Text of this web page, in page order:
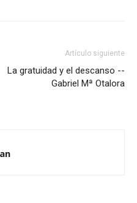
Artículo siguiente
La gratuidad y el descanso --
Gabriel Mª Otalora